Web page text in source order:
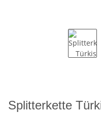
Splitterkette